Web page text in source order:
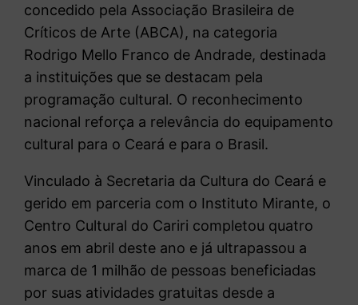
concedido pela Associação Brasileira de
Críticos de Arte (ABCA), na categoria
Rodrigo Mello Franco de Andrade, destinada
a instituições que se destacam pela
programação cultural. O reconhecimento
nacional reforça a relevância do equipamento
cultural para o Ceará e para o Brasil.
Vinculado à Secretaria da Cultura do Ceará e
gerido em parceria com o Instituto Mirante, o
Centro Cultural do Cariri completou quatro
anos em abril deste ano e já ultrapassou a
marca de 1 milhão de pessoas beneficiadas
por suas atividades gratuitas desde a